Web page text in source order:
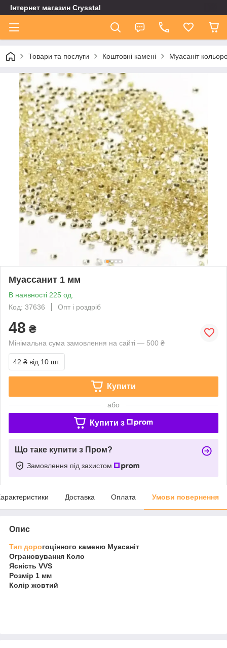
Інтернет магазин Сrysstal
Товари та послуги Коштовні камені Муасаніт
Муассанит 1 мм
В наявності 225 од.
Код: 37636
Опт і роздріб
48 ₴
Мінімальна сума замовлення на сайті — 500 ₴
42 ₴ від 10 шт.
Купити
або
Купити з
Що таке купити з Пром?
Замовлення під захистом
Доставка Оплата Умови повернення
Опис
Тип дорогоцінного каменю Муасаніт
Ограновування Коло
Ясність VVS
Розмір 1 мм
Колір жовтий